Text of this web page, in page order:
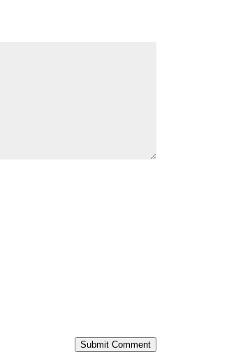
Submit Comment